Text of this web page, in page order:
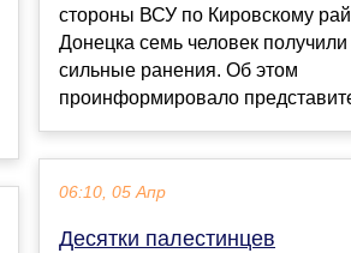
стороны ВСУ по Кировскому
Донецка семь человек получили
сильные ранения. Об этом
проинформировало
06:10, 05 Апр
Десятки палестинцев